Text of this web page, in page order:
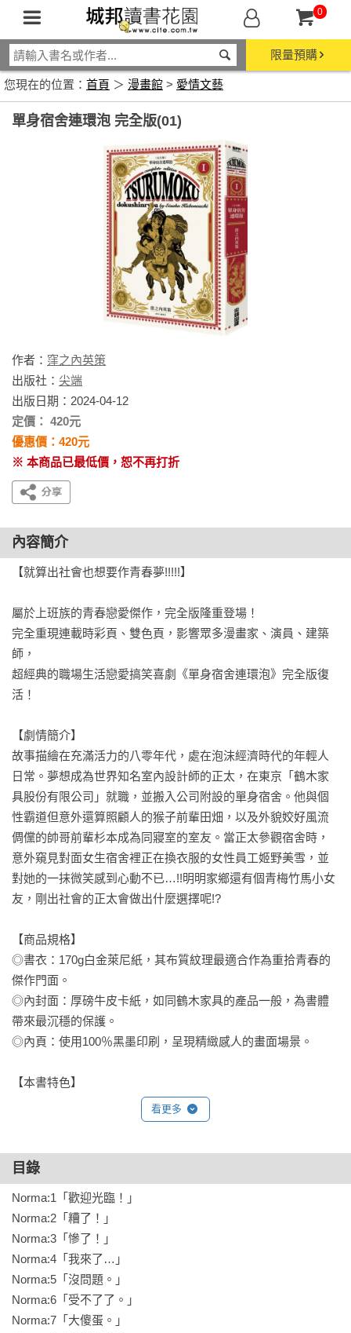
0
限量預購
您現在的位置： 首頁 ＞ 漫畫館 > 愛情文藝
單身宿舍連環泡 完全版(01)
作者： 窪之內英策
出版社： 尖端
出版日期：2024-04-12
定價： 420元
優惠價：420元
※ 本商品已最低價，恕不再打折
內容簡介
【就算出社會也想要作青春夢!!!!!】
屬於上班族的青春戀愛傑作，完全版隆重登場！
完全重現連載時彩頁、雙色頁，影響眾多漫畫家、演員、建築
師，
超經典的職場生活戀愛搞笑喜劇《單身宿舍連環泡》完全版復
活！
【劇情簡介】
故事描繪在充滿活力的八零年代，處在泡沫經濟時代的年輕人
日常。夢想成為世界知名室內設計師的正太，在東京「鶴木家
具股份有限公司」就職，並搬入公司附設的單身宿舍。他與個
性霸道但意外還算照顧人的猴子前輩田畑，以及外貌姣好風流
倜儻的帥哥前輩杉本成為同寢室的室友。當正太參觀宿舍時，
意外窺見對面女生宿舍裡正在換衣服的女性員工姬野美雪，並
對她的一抹微笑感到心動不已…!!明明家鄉還有個青梅竹馬小女
友，剛出社會的正太會做出什麼選擇呢!?
【商品規格】
◎書衣：170g白金萊尼紙，其布質紋理最適合作為重拾青春的
傑作門面。
◎內封面：厚磅牛皮卡紙，如同鶴木家具的產品一般，為書體
帶來最沉穩的保護。
◎內頁：使用100％黑墨印刷，呈現精緻感人的畫面場景。
【本書特色】
✦為《CAROLE & TUESDAY》、《巨獸防衛企業
BULLBUSTER》擔綱人物原案的插畫之王窪之內英策成名作。
再現。
✦完整收錄彩頁＆雙色原稿，作者精心繪製的單行本後記也完整
收錄。
✧放大開本至25開（14.5×21cm），正太的努力之路感動再加
大。
看更多
目錄
Norma:1「歡迎光臨！」
Norma:2「糟了！」
Norma:3「慘了！」
Norma:4「我來了…」
Norma:5「沒問題。」
Norma:6「受不了了。」
Norma:7「大傻蛋。」